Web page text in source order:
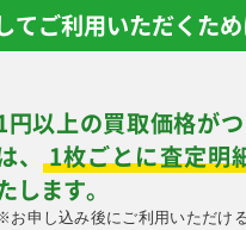
￥1,500
ンジャモ SV2D
071 SR
￥1,500
ホップのザシアンex
SV9 128/100 SAR
てご利用いただくた
円以上の買取価格が
、1枚ごとに査定明
します。
お申し込み後にご利用いただけ